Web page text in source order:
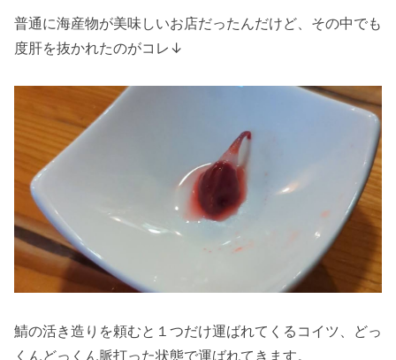
普通に海産物が美味しいお店だったんだけど、その中でも
度肝を抜かれたのがコレ↓
鯖の活き造りを頼むと１つだけ運ばれてくるコイツ、どっ
くんどっくん脈打った状態で運ばれてきます。